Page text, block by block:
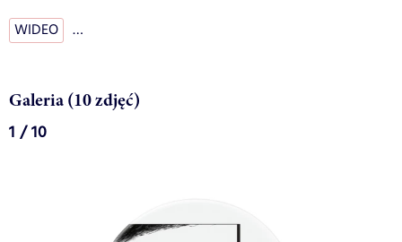
WIDEO …
Galeria (10 zdjęć)
1 / 10